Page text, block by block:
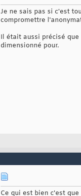
Je ne sais pas si c'est
compromettre
Il était aussi précisé
dimensionné pour.
Ce qui est bien c'est